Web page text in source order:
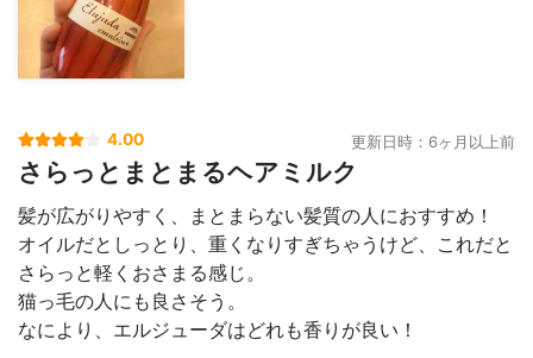
4.00 更新日時：6ヶ月以上前
さらっとまとまるヘアミルク
髪が広がりやすく、まとまらない髪質の人におすすめ！
オイルだとしっとり、重くなりすぎちゃうけど、これだと
さらっと軽くおさまる感じ。
猫っ毛の人にも良さそう。
なにより、エルジューダはどれも香りが良い！